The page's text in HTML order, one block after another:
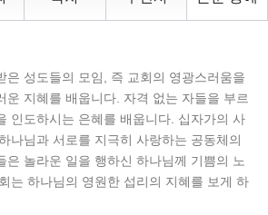
은 성도들의 모임, 즉 교회의 영광스러움을
운 지혜를 배웁니다. 자격 없는 자들을 부르
인도하시는 은혜를 배웁니다. 십자가의 사
나님과 서로를 지극히 사랑하는 공동체의
은 놀라운 일을 행하신 하나님께 기쁨의 노
는 하나님의 영원한 섭리의 지혜를 보게 하